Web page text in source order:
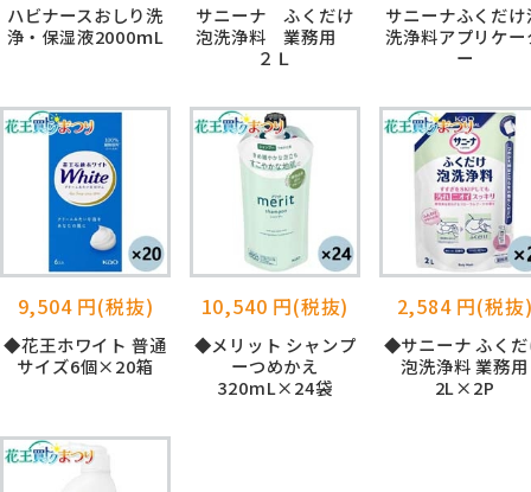
ハビナースおしり洗
浄・保湿液2000ｍL
サニーナ ふくだけ
泡洗浄料 業務用
２Ｌ
サニーナふくだけ
洗浄料アプリケー
ー
9,504 円(税抜)
◆花王ホワイト 普通
サイズ6個×20箱
10,540 円(税抜)
◆メリット シャンプ
ーつめかえ
320mL×24袋
2,584 円(税抜
◆サニーナ ふく
泡洗浄料 業務用
2L×2P